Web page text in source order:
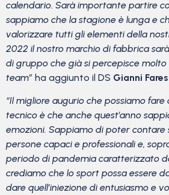
calendario. Sarà importante partire
sappiamo che la stagione è lunga e
valorizzare tutti gli elementi della
2022 il nostro marchio di fabbrica
di gruppo che già si percepisce molto
team” ha aggiunto il DS Gianni
“Il migliore augurio che possiamo
tecnico è che anche quest’anno
emozioni. Sappiamo di poter contare
persone capaci e professionali e,
periodo di pandemia caratterizzato
crediamo che lo sport possa essere
dare quell’iniezione di entusiasmo e